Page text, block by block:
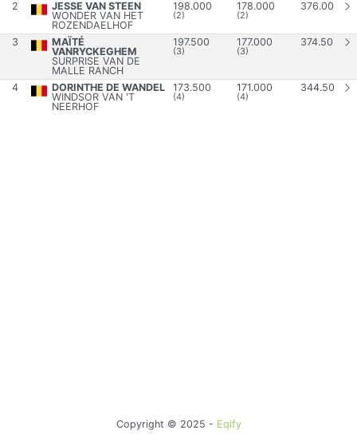
2
JESSE VAN STEEN
WONDER VAN HET
ROZENDAELHOF
198.000
(2)
178.000
(2)
376.00
3
MAÏTÉ
VANRYCKEGHEM
SURPRISE VAN DE
MALLE RANCH
197.500
(3)
177.000
(3)
374.50
4
DORINTHE DE WANDEL
WINDSOR VAN 'T
NEERHOF
173.500
(4)
171.000
(4)
344.50
Copyright © 2025 - Eqify